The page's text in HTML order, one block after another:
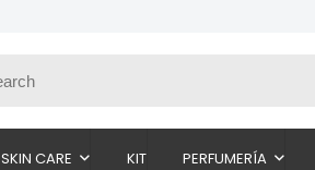
SKIN CARE KIT PERFUMERÍA